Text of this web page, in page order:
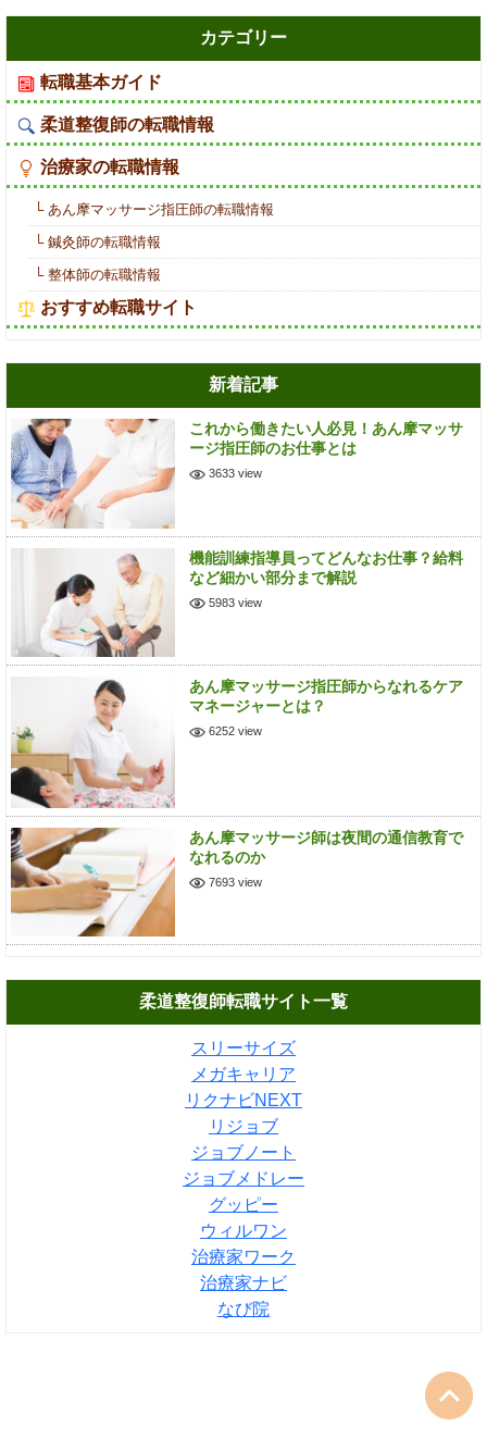
カテゴリー
転職基本ガイド
柔道整復師の転職情報
治療家の転職情報
└ あん摩マッサージ指圧師の転職情報
└ 鍼灸師の転職情報
└ 整体師の転職情報
おすすめ転職サイト
新着記事
これから働きたい人必見！あん摩マッサ
ージ指圧師のお仕事とは
3633 view
機能訓練指導員ってどんなお仕事？給料
など細かい部分まで解説
5983 view
あん摩マッサージ指圧師からなれるケア
マネージャーとは？
6252 view
あん摩マッサージ師は夜間の通信教育で
なれるのか
7693 view
柔道整復師転職サイト一覧
スリーサイズ
メガキャリア
リクナビNEXT
リジョブ
ジョブノート
ジョブメドレー
グッピー
ウィルワン
治療家ワーク
治療家ナビ
なび院